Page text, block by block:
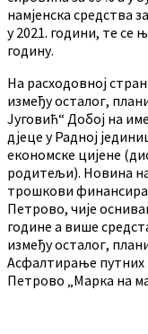
намјенска средства
у 2021. години, те се
годину.
На расходовној
између осталог,
Југовић“ Добој на
дјеце у Радној
економске цијене
родитељи). Новина
трошкови
Петрово, чије
године а више
између осталог,
Асфалтирање путних
Петрово „Марка на